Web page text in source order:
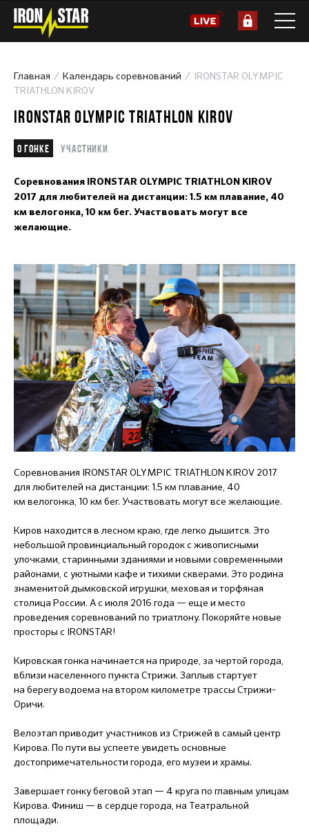
Главная Календарь соревнований
IRONSTAR OLYMPIC
TRIATHLON KIROV
IRONSTAR OLYMPIC TRIATHLON KIROV
О гонке Участники
Соревнования IRONSTAR OLYMPIC TRIATHLON KIROV
2017 для любителей на дистанции: 1.5 км плавание, 40
км велогонка, 10 км бег. Участвовать могут все
желающие.
Соревнования IRONSTAR OLYMPIC TRIATHLON KIROV 2017
для любителей на дистанции: 1.5 км плавание, 40
км велогонка, 10 км бег. Участвовать могут все желающие.
Киров находится в лесном краю, где легко дышится. Это
небольшой провинциальный городок с живописными
улочками, старинными зданиями и новыми современными
районами, с уютными кафе и тихими скверами. Это родина
знаменитой дымковской игрушки, меховая и торфяная
столица России. А с июля 2016 года — еще и место
проведения соревнований по триатлону. Покоряйте новые
просторы с IRONSTAR!
Кировская гонка начинается на природе, за чертой города,
вблизи населенного пункта Стрижи. Заплыв стартует
на берегу водоема на втором километре трассы Стрижи-
Оричи.
Велоэтап приводит участников из Стрижей в самый центр
Кирова. По пути вы успеете увидеть основные
достопримечательности города, его музеи и храмы.
Завершает гонку беговой этап — 4 круга по главным улицам
Кирова. Финиш — в сердце города, на Театральной
площади.